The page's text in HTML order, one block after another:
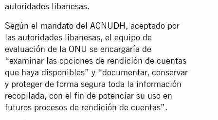
autoridades libanesas.
Según el mandato del ACNUDH, aceptado por
las autoridades libanesas, el equipo de
evaluación de la ONU se encargaría de
“examinar las opciones de rendición de cuentas
que haya disponibles” y “documentar, conservar
y proteger de forma segura toda la información
recopilada, con el fin de potenciar su uso en
futuros procesos de rendición de cuentas”.